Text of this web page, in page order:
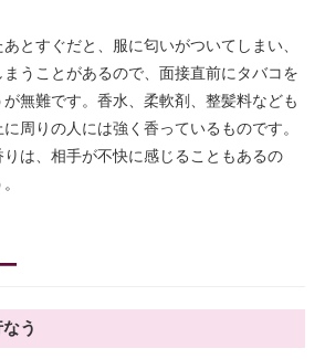
とすぐだと、服に匂いがついてしまい、
うことがあるので、面接直前にタバコを
無難です。香水、柔軟剤、整髪料なども
周りの人には強く香っているものです。
は、相手が不快に感じることもあるの
う